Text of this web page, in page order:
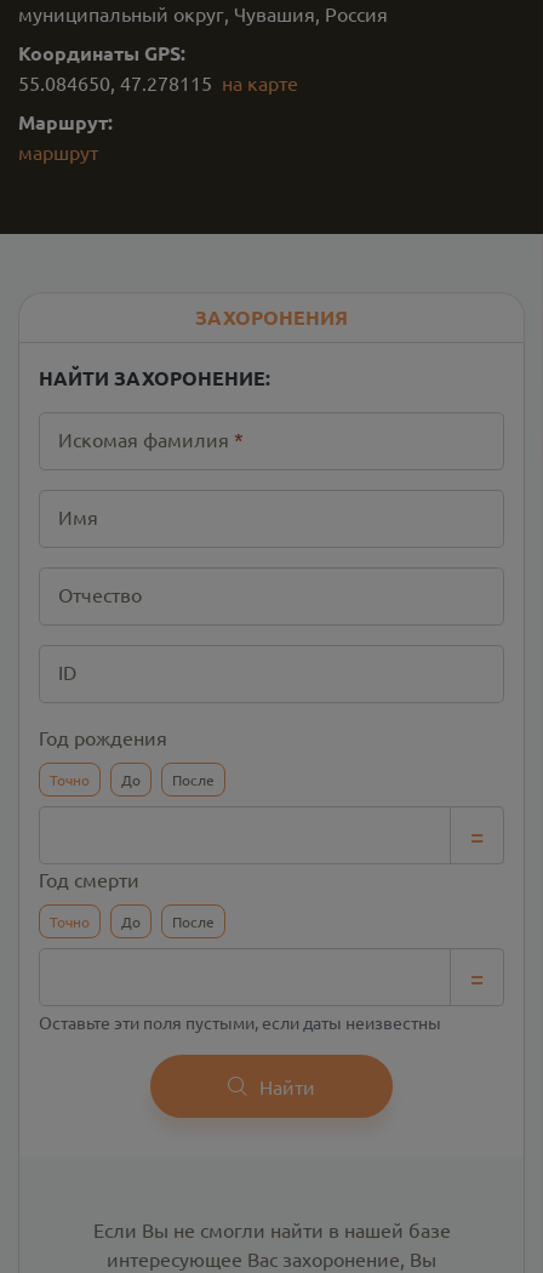
муниципальный округ, Чувашия, Россия
Координаты GPS:
55.084650, 47.278115 на карте
Маршрут:
маршрут
ЗАХОРОНЕНИЯ
НАЙТИ ЗАХОРОНЕНИЕ:
Искомая фамилия *
Имя
Отчество
ID
Год рождения
Точно До После
=
Год смерти
Точно До После
=
Оставьте эти поля пустыми, если даты неизвестны
Найти
Если Вы не смогли найти в нашей базе
интересующее Вас захоронение, Вы